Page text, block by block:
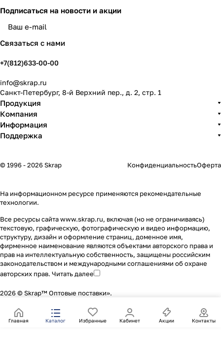
Подписаться на новости и акции
Связаться с нами
+7(812)633-00-00
info@skrap.ru
Санкт-Петербург, 8-й Верхний пер., д. 2, стр. 1
Продукция
Компания
Информация
Поддержка
© 1996 - 2026 Skrap КонфиденциальностьОферта
На информационном ресурсе применяются рекомендательные
технологии.
Все ресурсы сайта www.skrap.ru, включая (но не ограничиваясь)
текстовую, графическую, фотографическую и видео информацию,
структуру, дизайн и оформление страниц, доменное имя,
фирменное наименование являются объектами авторского права и
прав на интеллектуальную собственность, защищены российским
законодательством и международными соглашениями об охране
авторских прав. Читать далее
2026 © Skrap™ Оптовые поставки».
Главная Каталог Избранные Кабинет Акции Контакты